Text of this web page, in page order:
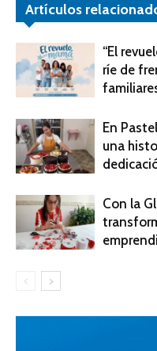
Artículos
“El
ríe de
En
una
Con la